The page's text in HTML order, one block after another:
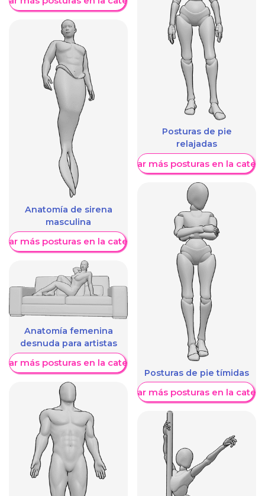
Anatomía de sirena
masculina
más posturas en la categoría
Anatomía femenina
desnuda para artistas
más posturas en la categoría
Posturas de pie
relajadas
Mostrar más posturas en la
Posturas de pie tímidas
Mostrar más posturas en la